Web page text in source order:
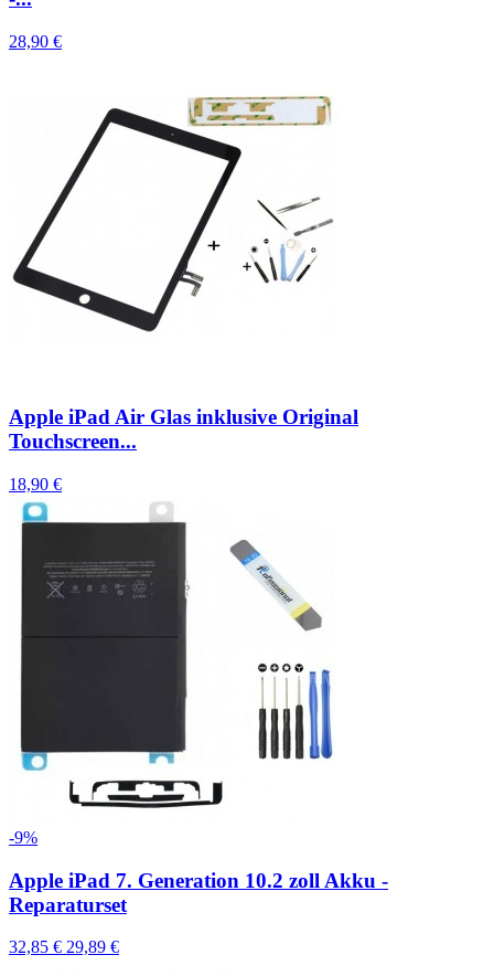
28,90 €
Apple iPad Air Glas inklusive Original
Touchscreen...
18,90 €
-9%
Apple iPad 7. Generation 10.2 zoll Akku -
Reparaturset
32,85 € 29,89 €